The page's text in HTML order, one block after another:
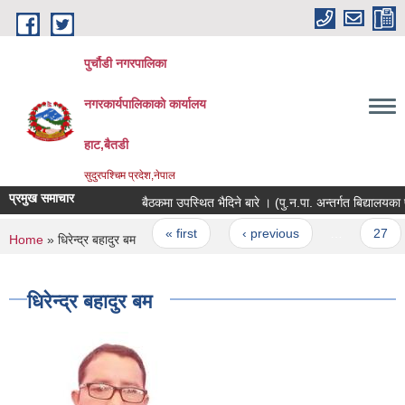
Skip to main content
पुर्चौडी नगरपालिका
नगरकार्यपालिकाकाे कार्यालय
हाट,बैतडी
सुदुरपश्चिम प्रदेश,नेपाल
प्रमुख समाचार बैठकमा उपस्थित भैदिने बारे । (पु‍.न.पा. अन्तर्गत
Pages
« first ‹ previous
You are here
Home » धिरेन्द्र बहादुर बम
धिरेन्द्र बहादुर बम